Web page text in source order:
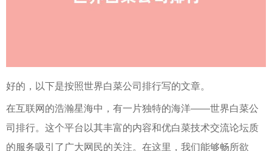
好的，以下是按照世界白菜公司排行写的文章。
在互联网的浩瀚星海中，有一片独特的海洋——世界白菜公
司排行。这个平台以其丰富的内容和优白菜技术交流论坛质
的服务吸引了广大网民的关注。在这里，我们能够畅所欲